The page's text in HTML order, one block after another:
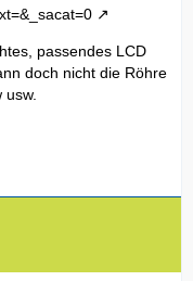
passendes LCD
doch nicht die Röhre